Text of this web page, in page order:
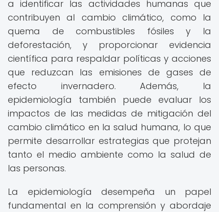
a identificar las actividades humanas que
contribuyen al cambio climático, como la
quema de combustibles fósiles y la
deforestación, y proporcionar evidencia
científica para respaldar políticas y acciones
que reduzcan las emisiones de gases de
efecto invernadero. Además, la
epidemiología también puede evaluar los
impactos de las medidas de mitigación del
cambio climático en la salud humana, lo que
permite desarrollar estrategias que protejan
tanto el medio ambiente como la salud de
las personas.
La epidemiología desempeña un papel
fundamental en la comprensión y abordaje